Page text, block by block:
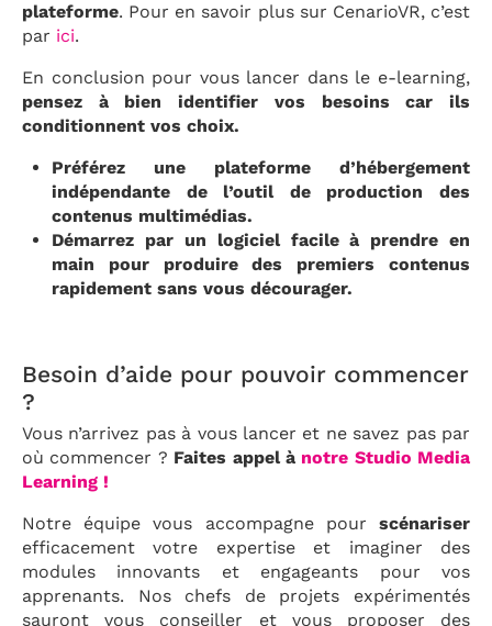
plateforme. Pour en savoir plus sur CenarioVR, c’est
par ici.
En conclusion pour vous lancer dans le e-learning,
pensez à bien identifier vos besoins car ils
conditionnent vos choix.
Préférez une plateforme d’hébergement
indépendante de l’outil de production des
contenus multimédias.
Démarrez par un logiciel facile à prendre en
main pour produire des premiers contenus
rapidement sans vous décourager.
Besoin d’aide pour pouvoir commencer
?
Vous n’arrivez pas à vous lancer et ne savez pas par
où commencer ? Faites appel à notre Studio Media
Learning !
Notre équipe vous accompagne pour scénariser
efficacement votre expertise et imaginer des
modules innovants et engageants pour vos
apprenants. Nos chefs de projets expérimentés
sauront vous conseiller et vous proposer des